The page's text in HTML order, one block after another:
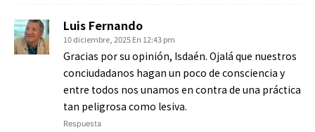
Luis Fernando
10 diciembre, 2025 En 12:43 pm
Gracias por su opinión, Isdaén. Ojalá que nuestros
conciudadanos hagan un poco de consciencia y
entre todos nos unamos en contra de una práctica
tan peligrosa como lesiva.
Respuesta